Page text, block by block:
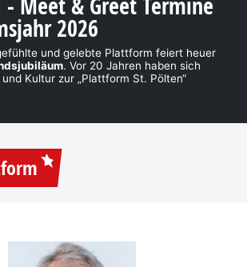
2026
und gelebte Plattform feiert heuer
. Vor 20 Jahren haben sich
Kultur zur „Plattform St. Pölten“